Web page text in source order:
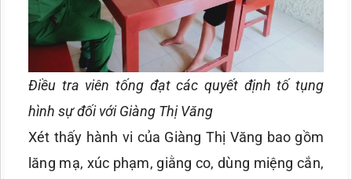
Điều tra viên tống đạt các quyết định tố tụng
hình sự đối với Giàng Thị Văng
Xét thấy hành vi của Giàng Thị Văng bao gồm
lăng mạ, xúc phạm, giằng co, dùng miệng cắn,